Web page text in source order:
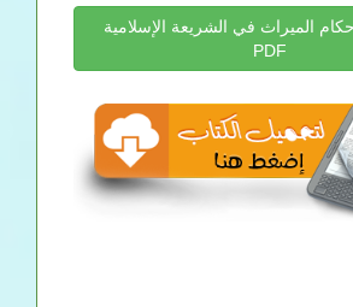
الميراث في الشريعة الإسلامية
PDF